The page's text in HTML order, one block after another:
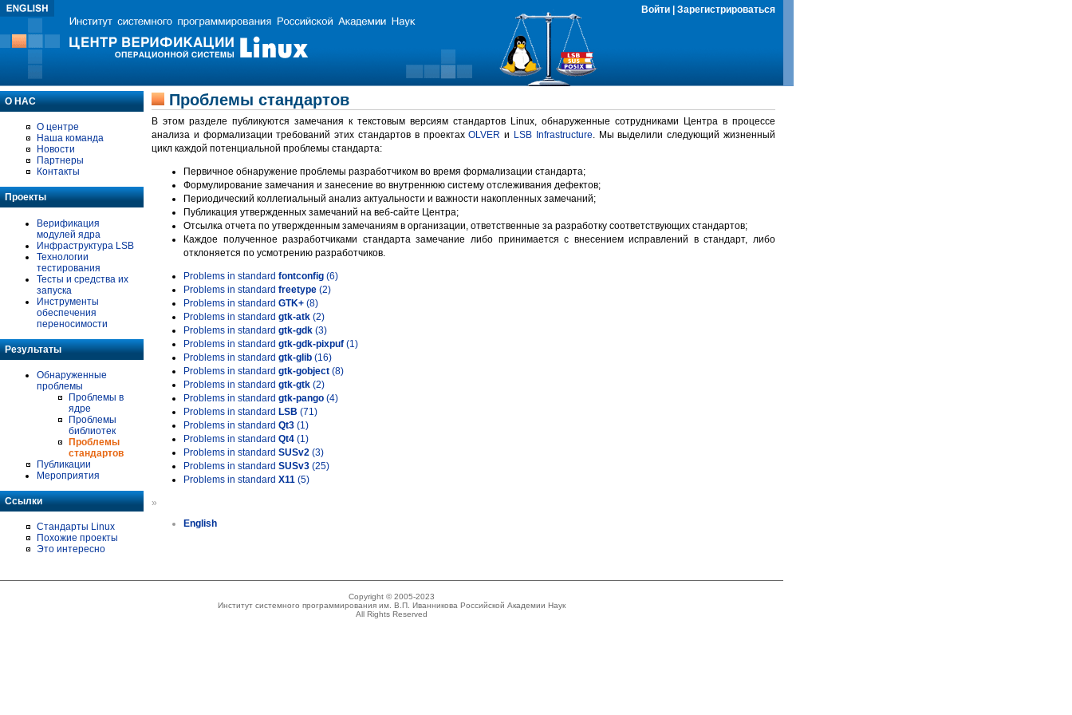
Войти Зарегистрироваться
О НАС
О центре
Наша команда
Новости
Партнеры
Контакты
Проекты
Верификация
модулей ядра
Инфраструктура LSB
Технологии
тестирования
Тесты и средства их
запуска
Инструменты
обеспечения
переносимости
Результаты
Обнаруженные
проблемы
Проблемы в
ядре
Проблемы
библиотек
Проблемы
стандартов
Публикации
Мероприятия
Ссылки
Стандарты Linux
Похожие проекты
Это интересно
Проблемы стандартов
В этом разделе публикуются замечания к текстовым версиям стандартов Linux, обнаруженные сотрудниками Центра в процессе
анализа и формализации требований этих стандартов в проектахOLVER и LSB Infrastructure. Мы выделили следующий жизненный
цикл каждой потенциальной проблемы стандарта:
Первичное обнаружение проблемы разработчиком во время формализации стандарта;
Формулирование замечания и занесение во внутреннюю систему отслеживания дефектов;
Периодический коллегиальный анализ актуальности и важности накопленных замечаний;
Публикация утвержденных замечаний на веб-сайте Центра;
Отсылка отчета по утвержденным замечаниям в организации, ответственные за разработку соответствующих стандартов;
Каждое полученное разработчиками стандарта замечание либо принимается с внесением исправлений в стандарт, либо
отклоняется по усмотрению разработчиков.
Problems in standard fontconfig (6)
Problems in standard freetype (2)
Problems in standard GTK+ (8)
Problems in standard gtk-atk (2)
Problems in standard gtk-gdk (3)
Problems in standard gtk-gdk-pixpuf (1)
Problems in standard gtk-glib (16)
Problems in standard gtk-gobject (8)
Problems in standard gtk-gtk (2)
Problems in standard gtk-pango (4)
Problems in standard LSB (71)
Problems in standard Qt3 (1)
Problems in standard Qt4 (1)
Problems in standard SUSv2 (3)
Problems in standard SUSv3 (25)
Problems in standard X11 (5)
»
English
Copyright © 2005-2023
Институт системного программирования им. В.П. Иванникова Российской Академии Наук
All Rights Reserved